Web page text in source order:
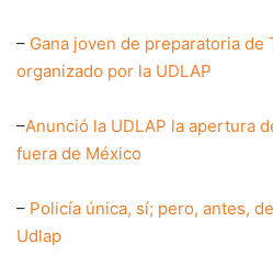
– Gana joven de preparatoria de
organizado por la UDLAP
–Anunció la UDLAP la apertura
fuera de México
– Policía única, sí; pero, antes,
Udlap